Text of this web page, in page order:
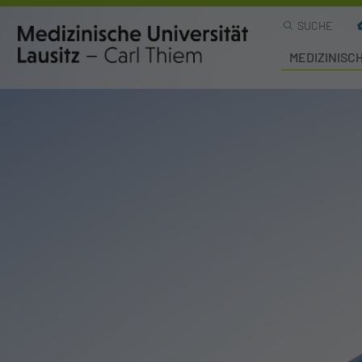
SUCHE